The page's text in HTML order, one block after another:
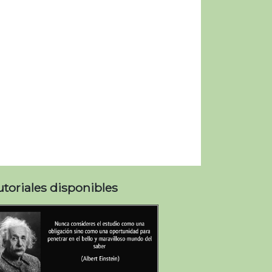
disponibles